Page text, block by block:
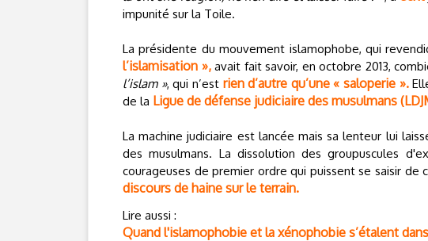
impunité sur la Toile.
La présidente du mouvement islamophobe, qui
l’islamisation »,avait fait savoir, en octobre 2013,
l’islam », qui n’est rien d’autre qu’une « saloperie ».
de la Ligue de défense judiciaire des musulmans
La machine judiciaire est lancée mais sa lenteur lui
des musulmans. La dissolution des groupuscules
courageuses de premier ordre qui puissent se saisir
discours de haine sur le terrain.
Lire aussi :
Quand l'islamophobie et la xénophobie s’étalent